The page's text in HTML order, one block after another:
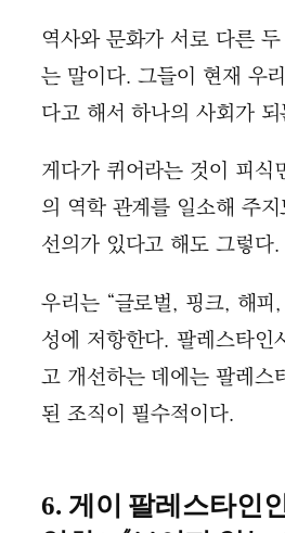
역사와 문화가 서로 다른
는 말이다. 그들이 현재 우
다고 해서 하나의 사회가
게다가 퀴어라는 것이 피식
의 역학 관계를 일소해 주
선의가 있다고 해도 그렇다.
우리는 “글로벌, 핑크, 해피
성에 저항한다. 팔레스타인
고 개선하는 데에는 팔레스
된 조직이 필수적이다.
6. 게이 팔레스타인